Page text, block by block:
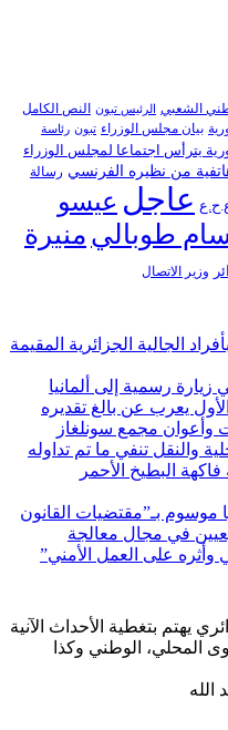
الشعبي الرئيس تبون النص الكامل
بيان مجلس الوزراء تبون رئاسة
يترأس اجتماعا لمجلس الوزراء
من نظيره الفرنسي رسالة
عاجل عيسو
طوبالي منيرة
وزير الاتصال
الجالية الجزائرية المقيمة
رسمية إلى ألمانيا
يعرب عن بالغ تقديره
وأعوان مجمع سونلغاز
والنقل تنفي ما تم تداوله
البطيخ الأحمر
موسوم بـ”مقتضيات القانون
في مجال معالجة
على العمل الأمني”
يهتم بتغطية الأحداث الآنية
المحلي، الوطني وكذا